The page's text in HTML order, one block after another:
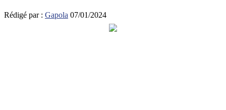
Rédigé par : Gapola 07/01/2024